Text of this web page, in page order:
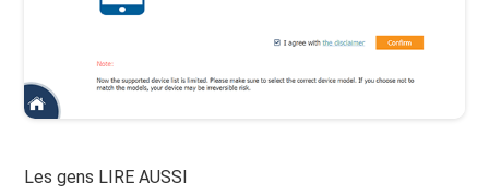
Les gens LIRE AUSSI